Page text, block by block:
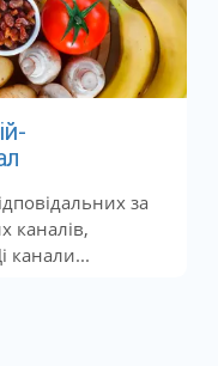
за
каналів,
канали...